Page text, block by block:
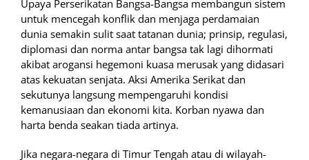
Upaya Perserikatan Bangsa-Bangsa membangun sistem
untuk mencegah konflik dan menjaga perdamaian
dunia semakin sulit saat tatanan dunia; prinsip, regulasi,
diplomasi dan norma antar bangsa tak lagi dihormati
akibat arogansi hegemoni kuasa merusak yang didasari
atas kekuatan senjata. Aksi Amerika Serikat dan
sekutunya langsung mempengaruhi kondisi
kemanusiaan dan ekonomi kita. Korban nyawa dan
harta benda seakan tiada artinya.
Jika negara-negara di Timur Tengah atau di wilayah-